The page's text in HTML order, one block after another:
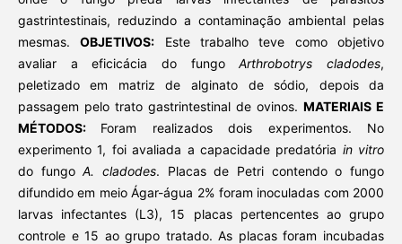
gastrintestinais, reduzindo a contaminação ambiental pelas
mesmas.OBJETIVOS: Este trabalho teve como objetivo
avaliar a eficicácia do fungoArthrobotrys cladodes,
peletizado em matriz de alginato de sódio, depois da
passagem pelo trato gastrintestinal de ovinos.MATERIAIS E
MÉTODOS: Foram realizados dois experimentos. No
experimento 1, foi avaliada a capacidade predatória in vitro
do fungoA. cladodes. Placas de Petri contendo o fungo
difundido em meio Ágar-água 2% foram inoculadas com 2000
larvas infectantes (L3), 15 placas pertencentes ao grupo
controle e 15 ao grupo tratado. As placas foram incubadas